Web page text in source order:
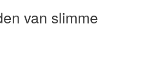
van slimme